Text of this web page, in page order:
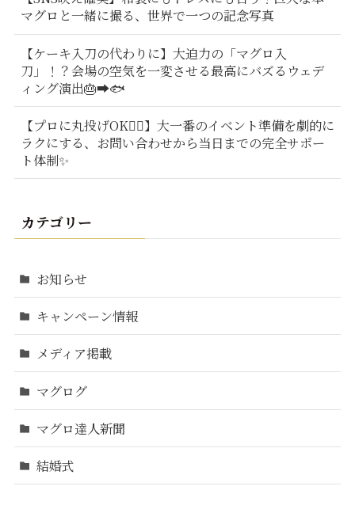
マグロと一緒に撮る、世界で一つの記念写真
【ケーキ入刀の代わりに】大迫力の「マグロ入
刀」！？会場の空気を一変させる最高にバズるウェデ
ィング演出🎂➡️🐟
【プロに丸投げOK🙆‍♂️】大一番のイベント準備を劇的に
ラクにする、お問い合わせから当日までの完全サポー
ト体制✨
カテゴリー
お知らせ
キャンペーン情報
メディア掲載
マグログ
マグロ達人新聞
結婚式